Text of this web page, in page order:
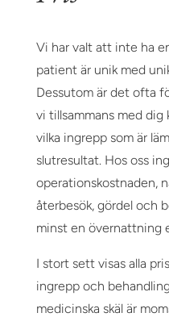
Vi har valt att inte ha
patient är unik med
Dessutom är det ofta
vi tillsammans med
vilka ingrepp som är
slutresultat. Hos oss
operationskostnaden,
återbesök, gördel och
minst en övernattning
I stort sett visas alla
ingrepp och
medicinska skäl är